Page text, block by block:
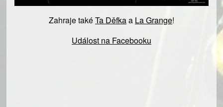
Zahraje takéTa Děfka‎a La Grange!
Událost na Facebooku